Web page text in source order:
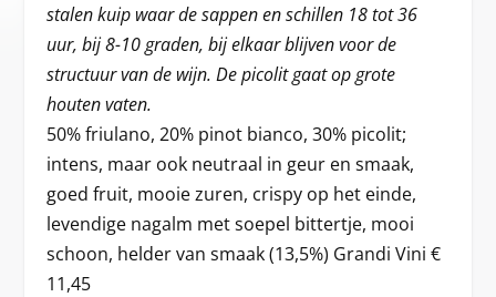
stalen kuip waar de sappen en schillen 18 tot 36
uur, bij 8-10 graden, bij elkaar blijven voor de
structuur van de wijn. De picolit gaat op grote
houten vaten.
50% friulano, 20% pinot bianco, 30% picolit;
intens, maar ook neutraal in geur en smaak,
goed fruit, mooie zuren, crispy op het einde,
levendige nagalm met soepel bittertje, mooi
schoon, helder van smaak (13,5%) Grandi Vini €
11,45